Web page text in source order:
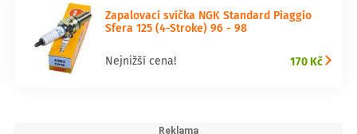
Zapalovací svíčka NGK Standard Piaggio
Sfera 125 (4-Stroke) 96 - 98
Nejnižší cena! 170 Kč